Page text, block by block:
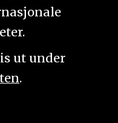
ut under
.